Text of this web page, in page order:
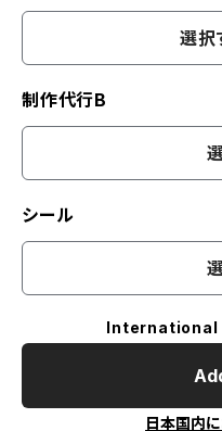
選択
制作代行B
シール
International
日本国内